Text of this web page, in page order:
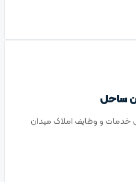
ساحل
و وظایف املاک میدان